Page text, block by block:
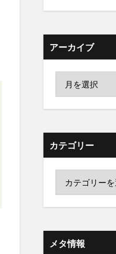
アーカイブ
カテゴリー
メタ情報